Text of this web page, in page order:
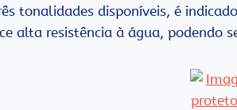
tonalidades disponíveis, é
alta resistência à água, podendo